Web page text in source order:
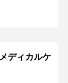
ディカルケ